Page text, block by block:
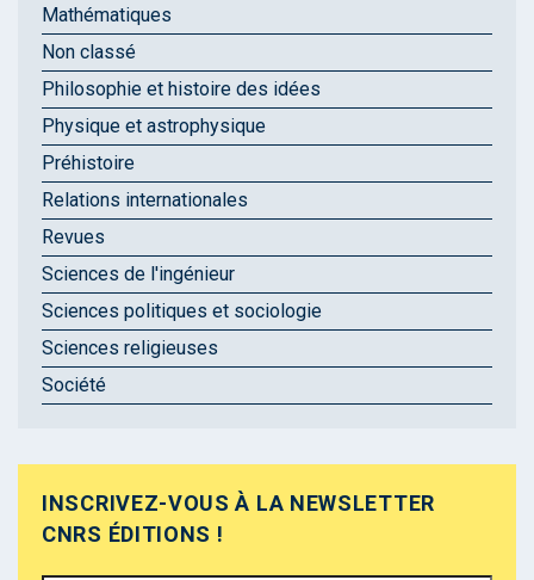
Mathématiques
Non classé
Philosophie et histoire des idées
Physique et astrophysique
Préhistoire
Relations internationales
Revues
Sciences de l'ingénieur
Sciences politiques et sociologie
Sciences religieuses
Société
INSCRIVEZ-VOUS À LA NEWSLETTER
CNRS ÉDITIONS !